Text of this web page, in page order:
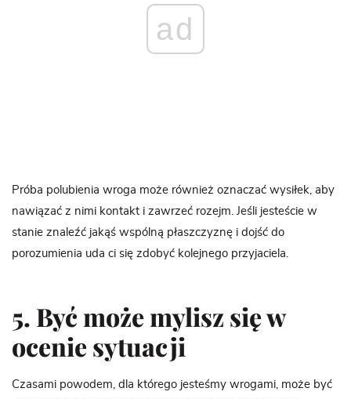
ad
Próba polubienia wroga może również oznaczać wysiłek, aby
nawiązać z nimi kontakt i zawrzeć rozejm. Jeśli jesteście w
stanie znaleźć jakąś wspólną płaszczyznę i dojść do
porozumienia uda ci się zdobyć kolejnego przyjaciela.
5. Być może mylisz się w
ocenie sytuacji
Czasami powodem, dla którego jesteśmy wrogami, może być